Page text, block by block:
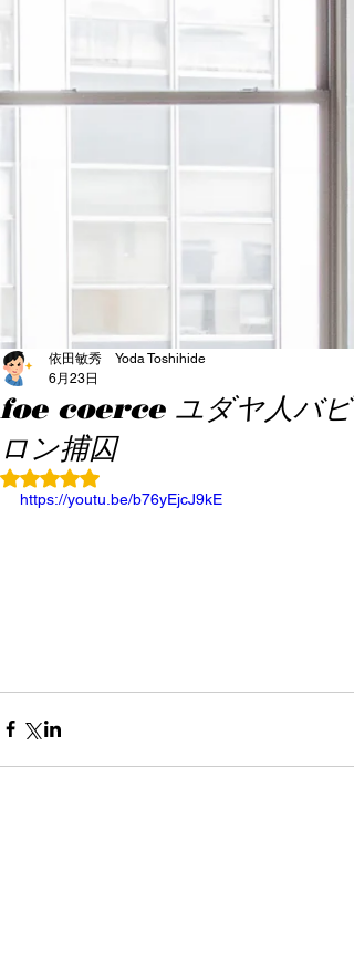
foe coerce ユダヤ人バビ
ロン捕囚
依田敏秀 Yoda Toshihide
6月23日
5つ星のうちNaNと評価されています。
https://youtu.be/b76yEjcJ9kE